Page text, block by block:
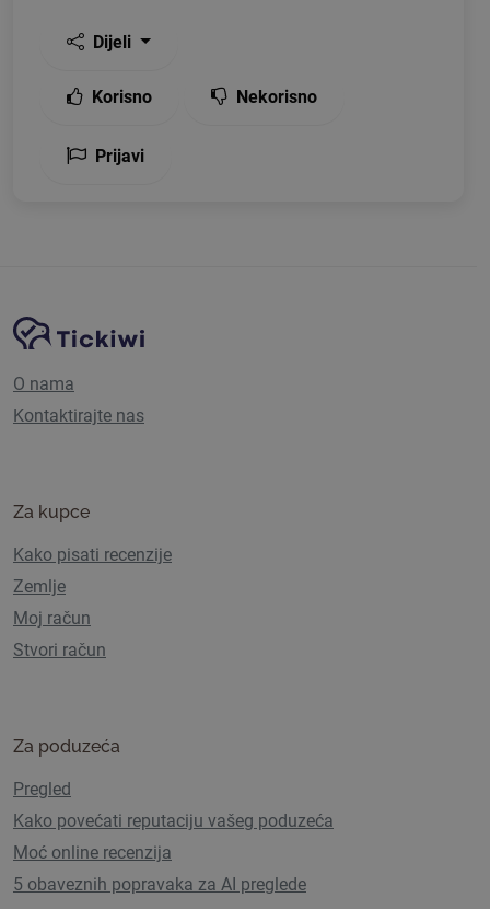
Dijeli
Korisno Nekorisno
Prijavi
Navigacija stranice
Tickiwi platforma
O nama
Kontaktirajte nas
Za kupce
Kako pisati recenzije
Zemlje
Moj račun
Stvori račun
Za poduzeća
Pregled
Kako povećati reputaciju vašeg poduzeća
Moć online recenzija
5 obaveznih popravaka za AI preglede